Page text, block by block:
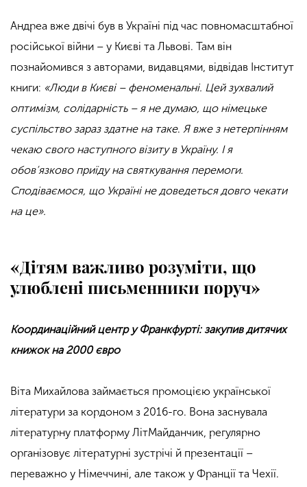
Андреа вже двічі був в Україні під час повномасштабної
російської війни – у Києві та Львові. Там він
познайомився з авторами, видавцями, відвідав Інститут
книги: «Люди в Києві – феноменальні. Цей зухвалий
оптимізм, солідарність – я не думаю, що німецьке
суспільство зараз здатне на таке. Я вже з нетерпінням
чекаю свого наступного візиту в Україну. І я
обов’язково приїду на святкування перемоги.
Сподіваємося, що Україні не доведеться довго чекати
на це».
«Дітям важливо розуміти, що
улюблені письменники поруч»
Координаційний центр у Франкфурті: закупив дитячих
книжок на 2000 євро
Віта Михайлова займається промоцією української
літератури за кордоном з 2016-го. Вона заснувала
літературну платформу ЛітМайданчик, регулярно
організовує літературні зустрічі й презентації –
переважно у Німеччині, але також у Франції та Чехії.